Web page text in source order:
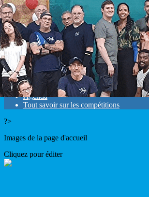
Exporter les lignes sélectionnées
Exporter toutes les colonnes
Exporter uniquement les colonnes affichées
Menu
<
>
Résultats
Mandats
Agenda
Tout savoir sur les compétitions
?>
Images de la page d'accueil
Cliquez pour éditer